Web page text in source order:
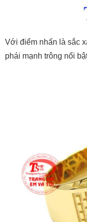
Với điểm nhấn là sắc
phái mạnh trông nổi